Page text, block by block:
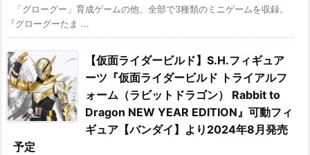
「グローグー」育成ゲームの他、全部で3種類のミニゲームを収録。
『グローグーたま ...
【仮面ライダービルド】S.H.フィギュア
ーツ『仮面ライダービルド トライアルフ
ォーム（ラビットドラゴン） Rabbit to
Dragon NEW YEAR EDITION』可動フィ
ギュア【バンダイ】より2024年8月発売
予定